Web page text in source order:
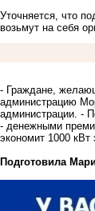
Уточняется, что
возьмут на себя
- Граждане,
администрацию
администрации. -
- денежными
экономит 1000 кВт
Подготовила